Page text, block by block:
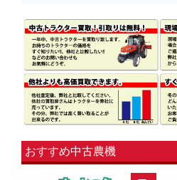
おすすめ中古農機